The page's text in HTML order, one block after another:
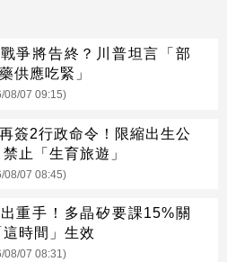
爭將告終？川普坦言「部
供應吃緊」
08/07 09:15)
簽2行政命令！限縮出生公
止「生育旅遊」
08/07 08:45)
重手！多晶矽要課15%關
時間」生效
08/07 08:31)